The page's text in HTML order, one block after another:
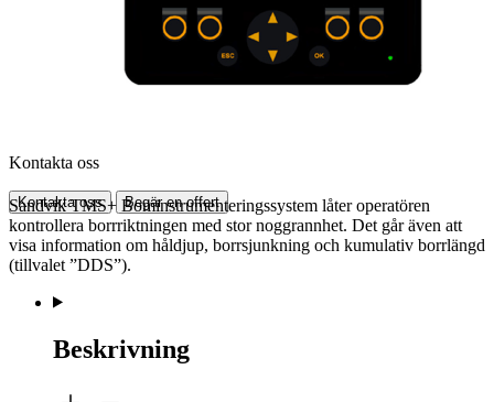
Kontakta oss
Kontakta oss Begär en offert
Sandvik TMS+ Bominstrumenteringssystem låter operatören
kontrollera borrriktningen med stor noggrannhet. Det går även att
visa information om håldjup, borrsjunkning och kumulativ borrlängd
(tillvalet ”DDS”).
Beskrivning